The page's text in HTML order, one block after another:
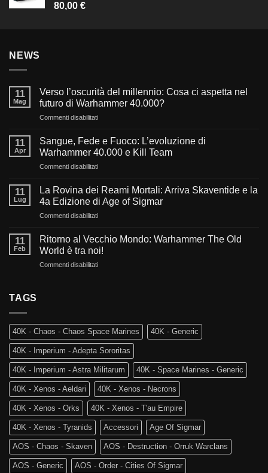
80,00 €
NEWS
11
Mag
Verso l’oscurità del millennio: Cosa ci aspetta nel
futuro di Warhammer 40.000?
Commenti disabilitatisu
l’oscurità
del
millennio:
Cosa
aspetta
nel
futuro
di
40.000?
11
Apr
Sangue, Fede e Fuoco: L’evoluzione di
Warhammer 40.000 e Kill Team
Commenti disabilitatisu
Fede
e
Fuoco:
L’evoluzione
Warhammer
40.000
Kill
11
Lug
La Rovina dei Reami Mortali: Arriva Skaventide e la
4a Edizione di Age of Sigmar
Commenti disabilitatisu
Rovina
dei
Reami
Mortali:
Edizione
Age
of
Sigmar
11
Feb
Ritorno al Vecchio Mondo: Warhammer The Old
World è tra noi!
Commenti disabilitatisu
The
Old
World
è
tra
noi!
TAGS
40K - Chaos - Chaos Space Marines 40K - Generic
40K - Imperium - Adepta Sororitas
40K - Imperium - Astra Militarum 40K - Space Marines - Generic
40K - Xenos - Aeldari 40K - Xenos - Necrons
40K - Xenos - Orks 40K - Xenos - T'au Empire
40K - Xenos - Tyranids Accessori Age Of Sigmar
AOS - Chaos - Skaven AOS - Destruction - Orruk Warclans
AOS - Generic AOS - Order - Cities Of Sigmar